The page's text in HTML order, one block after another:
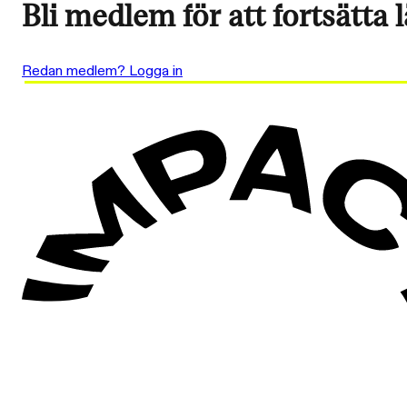
Bli medlem för att fortsätta
Redan medlem? Logga in